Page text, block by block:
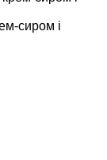
сиром і